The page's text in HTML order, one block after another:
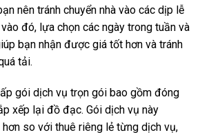
nên tránh chuyển nhà vào các dịp lễ
đó, lựa chọn các ngày trong tuần và
bạn nhận được giá tốt hơn và tránh
tải.
gói dịch vụ trọn gói bao gồm đóng
xếp lại đồ đạc. Gói dịch vụ này
so với thuê riêng lẻ từng dịch vụ,